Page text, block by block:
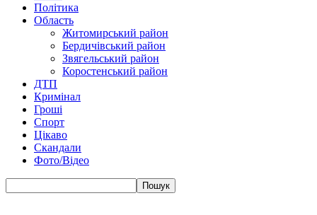
Політика
Область
Житомирський район
Бердичівський район
Звягельський район
Коростенський район
ДТП
Кримінал
Гроші
Спорт
Цікаво
Скандали
Фото/Відео